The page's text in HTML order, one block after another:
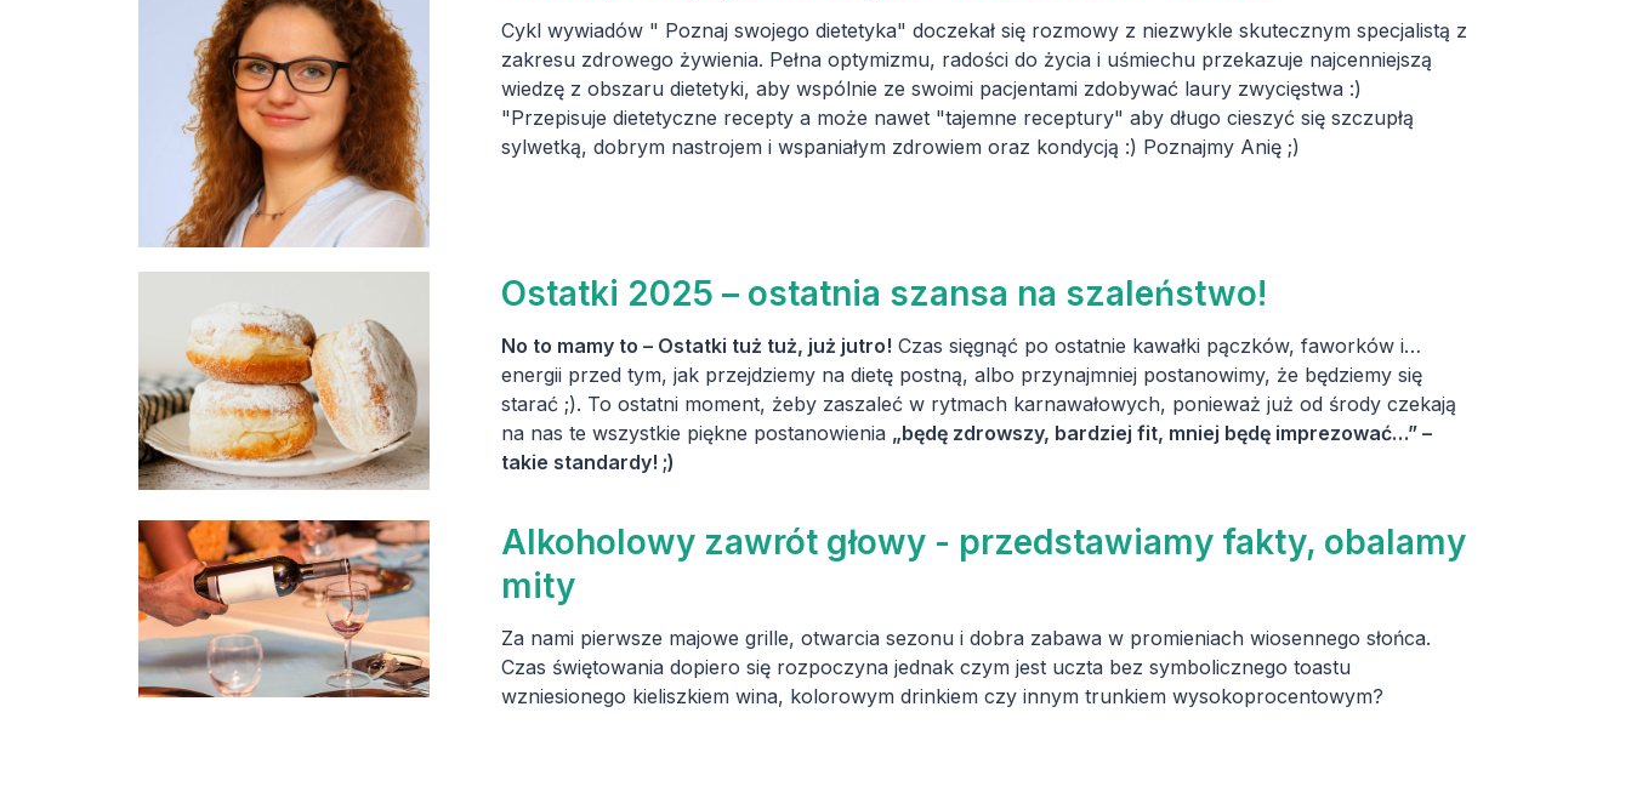
Cykl wywiadów " Poznaj swojego dietetyka" doczekał się rozmowy z niezwykle skutecznym specjalistą z
zakresu zdrowego żywienia. Pełna optymizmu, radości do życia i uśmiechu przekazuje najcenniejszą
wiedzę z obszaru dietetyki, aby wspólnie ze swoimi pacjentami zdobywać laury zwycięstwa :)
"Przepisuje dietetyczne recepty a może nawet "tajemne receptury" aby długo cieszyć się szczupłą
sylwetką, dobrym nastrojem i wspaniałym zdrowiem oraz kondycją :) Poznajmy Anię ;)
Ostatki 2025 – ostatnia szansa na szaleństwo!
No to mamy to – Ostatki tuż tuż, już jutro! Czas sięgnąć po ostatnie kawałki pączków, faworków i…
energii przed tym, jak przejdziemy na dietę postną, albo przynajmniej postanowimy, że będziemy się
starać ;). To ostatni moment, żeby zaszaleć w rytmach karnawałowych, ponieważ już od środy czekają
na nas te wszystkie piękne postanowienia „będę zdrowszy, bardziej fit, mniej będę imprezować…” –
takie standardy! ;)
Alkoholowy zawrót głowy - przedstawiamy fakty, obalamy
mity
Za nami pierwsze majowe grille, otwarcia sezonu i dobra zabawa w promieniach wiosennego słońca.
Czas świętowania dopiero się rozpoczyna jednak czym jest uczta bez symbolicznego toastu
wzniesionego kieliszkiem wina, kolorowym drinkiem czy innym trunkiem wysokoprocentowym?